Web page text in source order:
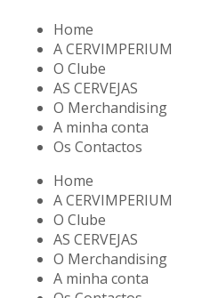
Home
A CERVIMPERIUM
O Clube
AS CERVEJAS
O Merchandising
A minha conta
Os Contactos
Home
A CERVIMPERIUM
O Clube
AS CERVEJAS
O Merchandising
A minha conta